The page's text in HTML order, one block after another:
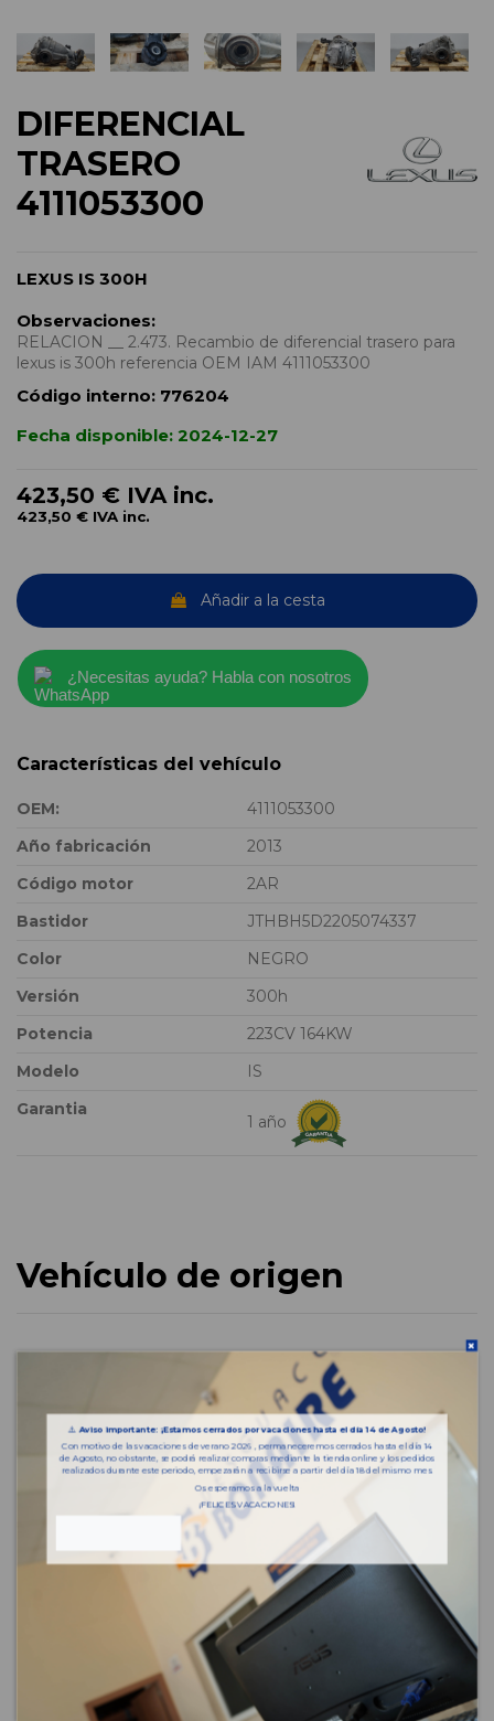
DIFERENCIAL
TRASERO
4111053300
LEXUS IS 300H
Observaciones:
RELACION __ 2.473. Recambio de diferencial trasero para
lexus is 300h referencia OEM IAM 4111053300
Código interno: 776204
Fecha disponible: 2024-12-27
423,50 € IVA inc.
423,50 € IVA inc.
Añadir a la cesta
¿Necesitas ayuda? Habla con nosotros
Características del vehículo
OEM:
4111053300
Año fabricación
2013
Código motor
2AR
Bastidor
JTHBH5D2205074337
Color
NEGRO
Versión
300h
Potencia
223CV 164KW
Modelo
IS
Garantia
1 año
Vehículo de origen
⚠️Aviso importante: ¡Estamos cerrados por vacaciones hasta el día 14 de Agosto!
Con motivo de las vacaciones de verano 2026 , permaneceremos cerrados hasta el día 14
de Agosto, no obstante, se podrá realizar compras mediante la tienda online y los pedidos
realizados durante este periodo, empezarán a recibirse a partir del día 18 del mismo mes.
Os esperamos a la vuelta
¡FELICES VACACIONES!